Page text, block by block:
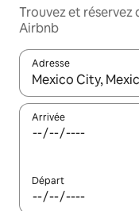
Trouvez et réservez
Airbnb
Adresse
Lorsque les
Arrivée
Départ